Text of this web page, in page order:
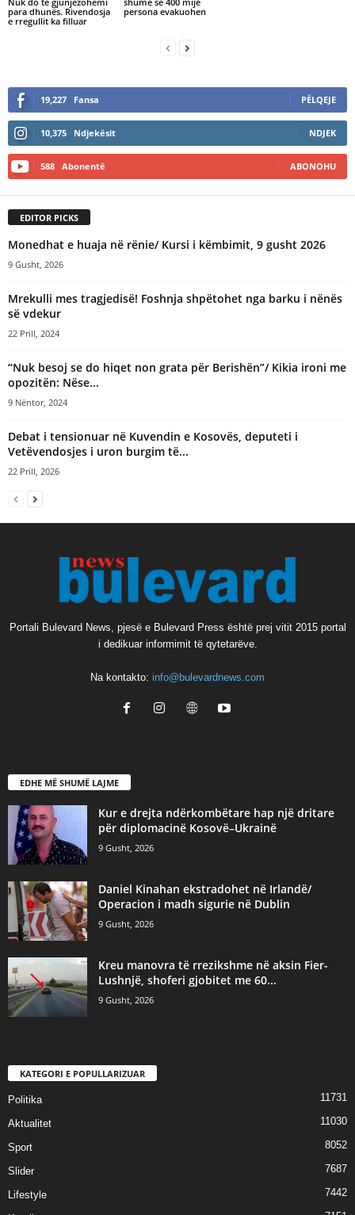
para dhunës. Rivendosja
e rregullit ka filluar
persona evakuohen
19,227 Fansa PËLQEJE
10,375 Ndjekësit NDJEK
588 Abonentë ABONOHU
EDITOR PICKS
Monedhat e huaja në rënie/ Kursi i këmbimit, 9 gusht 2026
9 Gusht, 2026
Mrekulli mes tragjedisë! Foshnja shpëtohet nga barku i nënës
së vdekur
22 Prill, 2024
“Nuk besoj se do hiqet non grata për Berishën”/ Kikia ironi me
opozitën: Nëse...
9 Nëntor, 2024
Debat i tensionuar në Kuvendin e Kosovës, deputeti i
Vetëvendosjes i uron burgim të...
22 Prill, 2026
Portali Bulevard News, pjesë e Bulevard Press është prej vitit 2015 portal
i dedikuar informimit të qytetarëve.
Na kontakto: info@bulevardnews.com
EDHE MË SHUMË LAJME
Kur e drejta ndërkombëtare hap një dritare
për diplomacinë Kosovë–Ukrainë
9 Gusht, 2026
Daniel Kinahan ekstradohet në Irlandë/
Operacion i madh sigurie në Dublin
9 Gusht, 2026
Kreu manovra të rrezikshme në aksin Fier-
Lushnjë, shoferi gjobitet me 60...
9 Gusht, 2026
KATEGORI E POPULLARIZUAR
Politika 11731
Aktualitet 11030
Sport 8052
Slider 7687
Lifestyle 7442